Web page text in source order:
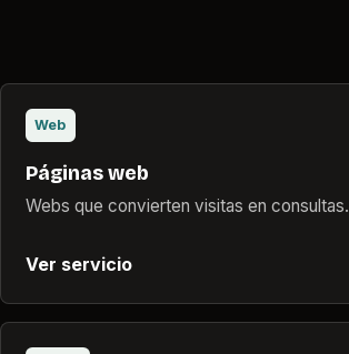
Web
Páginas web
Webs que convierten visitas en consultas.
Ver servicio